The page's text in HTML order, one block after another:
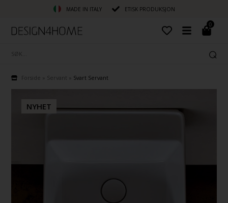
MADE IN ITALY ETISK PRODUKSJON
0
Forside Servant Svart Servant
NYHET